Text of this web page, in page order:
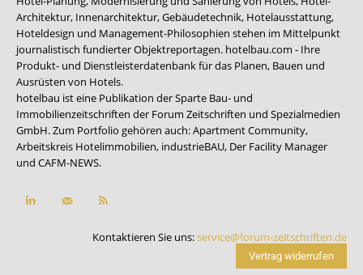
Architektur, Innenarchitektur, Gebäudetechnik, Hotelausstattung,
Hoteldesign und Management-Philosophien stehen im Mittelpunkt
journalistisch fundierter Objektreportagen. hotelbau.com - Ihre
Produkt- und Dienstleisterdatenbank für das Planen, Bauen und
Ausrüsten von Hotels.
hotelbau ist eine Publikation der Sparte Bau- und
Immobilienzeitschriften der Forum Zeitschriften und Spezialmedien
GmbH. Zum Portfolio gehören auch:Apartment Community,
Arbeitskreis Hotelimmobilien, industrieBAU, Der Facility Manager
und CAFM-NEWS.
Kontaktieren Sie uns:service@forum-zeitschriften.de
Vertrag widerrufen